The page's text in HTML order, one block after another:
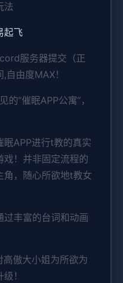
法
起飞
服务器提交（正
由度MAX！
“催眠APP公寓”，
眠APP进行t教的真实
！并非固定流程的
角，随心所欲地t教女
过丰富的台词和动画
傲大小姐为所欲为
！